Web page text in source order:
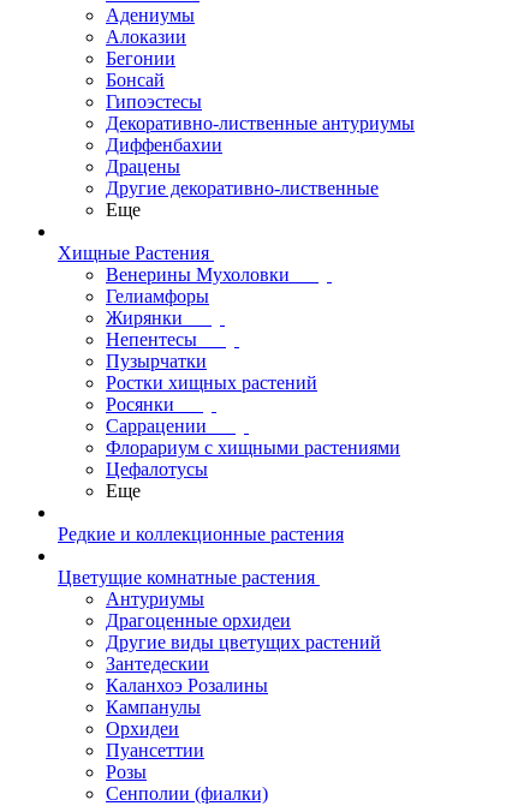
Адениумы
Алоказии
Бегонии
Бонсай
Гипоэстесы
Декоративно-лиственные антуриумы
Диффенбахии
Драцены
Другие декоративно-лиственные
Еще
Хищные Растения
Венерины Мухоловки
Гелиамфоры
Жирянки
Непентесы
Пузырчатки
Ростки хищных растений
Росянки
Саррацении
Флорариум с хищными растениями
Цефалотусы
Еще
Редкие и коллекционные растения
Цветущие комнатные растения
Антуриумы
Драгоценные орхидеи
Другие виды цветущих растений
Зантедескии
Каланхоэ Розалины
Кампанулы
Орхидеи
Пуансеттии
Розы
Сенполии (фиалки)